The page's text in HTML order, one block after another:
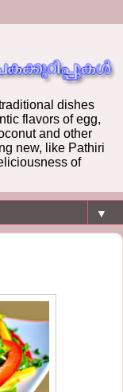
dishes
flavors of egg,
and other
new, like Pathiri
of
▼